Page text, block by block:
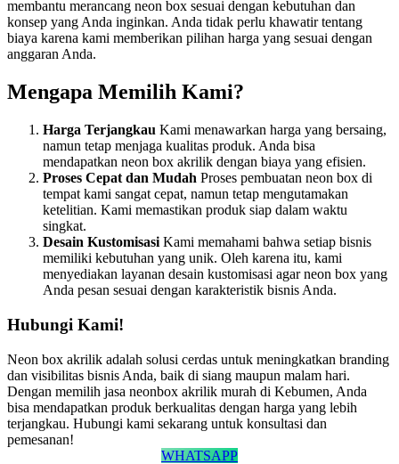
membantu merancang neon box sesuai dengan kebutuhan dan
konsep yang Anda inginkan. Anda tidak perlu khawatir tentang
biaya karena kami memberikan pilihan harga yang sesuai dengan
anggaran Anda.
Mengapa Memilih Kami?
Harga Terjangkau Kami menawarkan harga yang bersaing,
namun tetap menjaga kualitas produk. Anda bisa
mendapatkan neon box akrilik dengan biaya yang efisien.
Proses Cepat dan Mudah Proses pembuatan neon box di
tempat kami sangat cepat, namun tetap mengutamakan
ketelitian. Kami memastikan produk siap dalam waktu
singkat.
Desain Kustomisasi Kami memahami bahwa setiap bisnis
memiliki kebutuhan yang unik. Oleh karena itu, kami
menyediakan layanan desain kustomisasi agar neon box yang
Anda pesan sesuai dengan karakteristik bisnis Anda.
Hubungi Kami!
Neon box akrilik adalah solusi cerdas untuk meningkatkan branding
dan visibilitas bisnis Anda, baik di siang maupun malam hari.
Dengan memilih jasa neonbox akrilik murah di Kebumen, Anda
bisa mendapatkan produk berkualitas dengan harga yang lebih
terjangkau. Hubungi kami sekarang untuk konsultasi dan
pemesanan!
WHATSAPP